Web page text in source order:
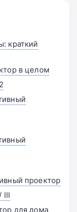
краткий
в целом
проектор
III
для дома